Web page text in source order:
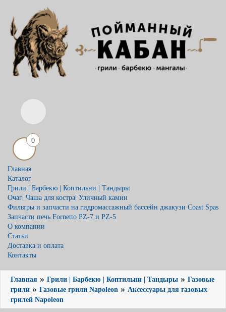
0
Главная
Каталог
Грили | Барбекю | Коптильни | Тандыры
Очаг| Чаша для костра| Уличный камин
Фильтры и запчасти на гидромассажный бассейн джакузи Coast Spas
Запчасти печь Fornetto PZ-7 и PZ-5
О компании
Статьи
Доставка и оплата
Контакты
Главная » Грили | Барбекю | Коптильни | Тандыры » Газовые
грили » Газовые грили Napoleon » Аксессуары для газовых
грилей Napoleon